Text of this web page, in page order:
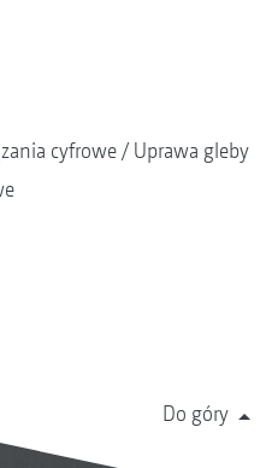
cyfrowe
Uprawa gleby
Do góry